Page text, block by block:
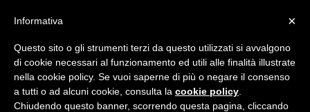
FORUM-ACCEDI
×
Informativa
Questo sito o gli strumenti terzi da questo utilizzati si avvalgono
di cookie necessari al funzionamento ed utili alle finalità illustrate
nella cookie policy. Se vuoi saperne di più o negare il consenso
a tutti o ad alcuni cookie, consulta la cookie policy
Chiudendo questo banner, scorrendo questa pagina, cliccando